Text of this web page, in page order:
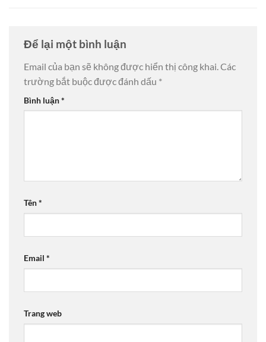
Để lại một bình luận
Email của bạn sẽ không được hiển thị công khai. Các
trường bắt buộc được đánh dấu *
Bình luận*
Tên*
Email *
Trang web